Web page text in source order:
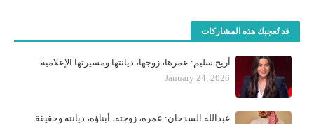
قد تُعجبك هذه المشاركات
أريج سليم: عمرها، زوجها، ديانتها ومسيرتها الإعلامية
January 24, 2026
عبدالله السدحان: عمره، زوجته، أبناؤه، ديانته وحقيقة